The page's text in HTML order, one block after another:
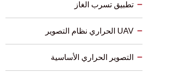
تطبيق تسرب الغاز
UAV الحراري نظام التصوير
التصوير الحراري الأساسية